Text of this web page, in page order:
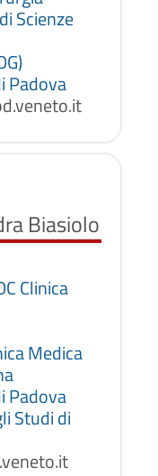
Scienze
Padova
Biasiolo
Clinica
Medica
Padova
Studi di